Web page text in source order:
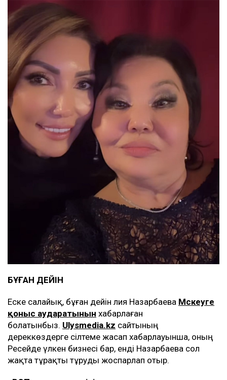
БҰҒАН ДЕЙІН
Еске салайық, бұған дейін Әлия Назарбаева Мәскеуге
қоныс аударатынын хабарлаған
болатынбыз. Ulysmedia.kz сайтының
дереккөздерге сілтеме жасап хабарлауынша, оның
Ресейде үлкен бизнесі бар, енді Назарбаева сол
жақта тұрақты тұруды жоспарлап отыр.